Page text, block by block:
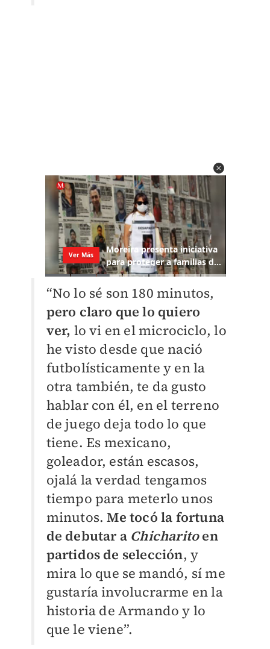
“No lo sé son 180 minutos,
pero claro que lo quiero
ver, lo vi en el microciclo, lo
he visto desde que nació
futbolísticamente y en la
otra también, te da gusto
hablar con él, en el terreno
de juego deja todo lo que
tiene. Es mexicano,
goleador, están escasos,
ojalá la verdad tengamos
tiempo para meterlo unos
minutos.Me tocó la fortuna
de debutar a Chicharitoen
partidos de selección, y
mira lo que se mandó, sí me
gustaría involucrarme en la
historia de Armando y lo
que le viene”.